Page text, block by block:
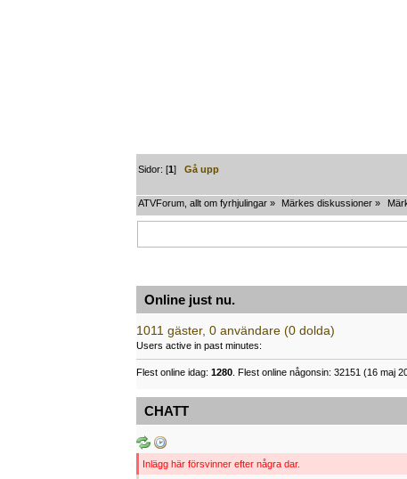
Sidor: [1]Gå upp
ATVForum, allt om fyrhjulingar » Märkes diskussioner »
Online just nu.
1011 gäster, 0 användare (0 dolda)
Users active in past minutes:
Flest online idag: 1280 . Flest online någonsin: 32151 (16 maj
CHATT
Inlägg här försvinner efter några dar.